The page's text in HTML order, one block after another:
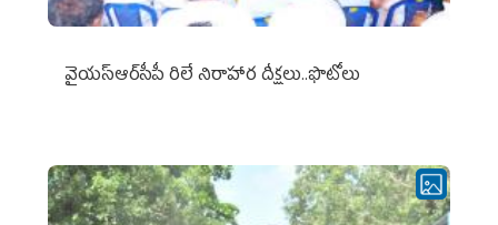
వైయ‌స్ఆర్‌సీపీ రిలే నిరాహార దీక్షలు..ఫొటోలు